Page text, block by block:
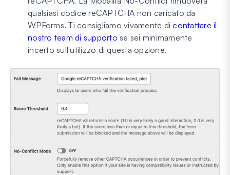
qualsiasi codice reCAPTCHA non caricato da
WPForms. Ti consigliamo vivamente dicontattare il
nostro team di supporto se sei minimamente
incerto sull'utilizzo di questa opzione.